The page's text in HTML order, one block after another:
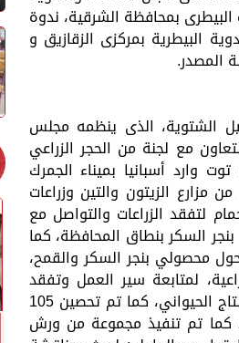
البيطرى بمحافظة الشرقية، ندوة
البيطرية بمركزى الزقازيق و
الشتوية، الذى ينظمه مجلس
مع لجنة من الحجر الزراعي
وارد أسبانيا بميناء الجمرك
مزارع الزيتون والتين وزراعات
لتفقد الزراعات والتواصل مع
السكر بنطاق المحافظة، كما
محصولي بنجر السكر والقمح،
لمتابعة سير العمل وتفقد
الزراعات، كما قامت مديرية الطب البيطرى، بالمرور الدوري على مشروعات الانتاج الحيواني، كما تم تحصين 105
كما تم تنفيذ مجموعة من ورش